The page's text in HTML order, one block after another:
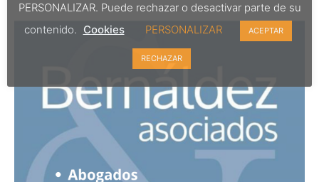
PERSONALIZAR. Puede rechazar o desactivar parte de su
contenido. Cookies PERSONALIZAR ACEPTAR
RECHAZAR